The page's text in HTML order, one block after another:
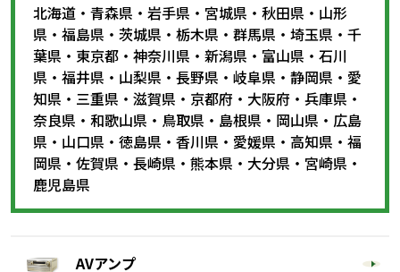
北海道 ・ 青森県 ・ 岩手県 ・ 宮城県 ・ 秋田県 ・ 山形
県 ・ 福島県 ・ 茨城県 ・ 栃木県 ・ 群馬県 ・ 埼玉県 ・ 千
葉県 ・ 東京都 ・ 神奈川県 ・ 新潟県 ・ 富山県 ・ 石川
県 ・ 福井県 ・ 山梨県 ・ 長野県 ・ 岐阜県 ・ 静岡県 ・ 愛
知県 ・ 三重県 ・ 滋賀県 ・ 京都府 ・ 大阪府 ・ 兵庫県 ・
奈良県 ・ 和歌山県 ・ 鳥取県 ・ 島根県 ・ 岡山県 ・ 広島
県 ・ 山口県 ・ 徳島県 ・ 香川県 ・ 愛媛県 ・ 高知県 ・ 福
岡県 ・ 佐賀県 ・ 長崎県 ・ 熊本県 ・ 大分県 ・ 宮崎県 ・
鹿児島県
AVアンプ